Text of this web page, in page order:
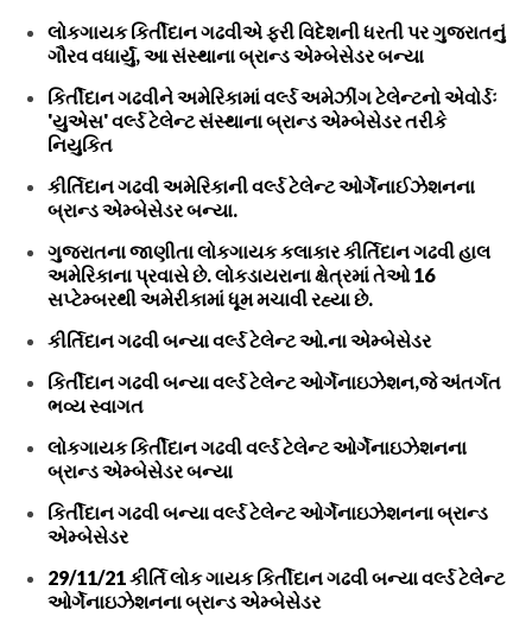
લોકગાયક કિર્તીદાન ગઢવીએ ફરી વિદેશની ધરતી પર ગુજરાતનું
ગૌરવ વધાર્યું, આ સંસ્થાના બ્રાન્ડ એમ્બેસેડર બન્યા
કિર્તીદાન ગઢવીને અમેરિકામાં વર્લ્ડ અમેઝીંગ ટેલેન્ટનો એવોર્ડઃ
'યુએસ' વર્લ્ડ ટેલેન્ટ સંસ્થાના બ્રાન્ડ એમ્બેસેડર તરીકે
નિયુકિત
કીર્તિદાન ગઢવી અમેરિકાની વર્લ્ડ ટેલેન્ટ ઓર્ગેનાઈઝેશનના
બ્રાન્ડ એમ્બેસેડર બન્યા.
ગુજરાતના જાણીતા લોકગાયક કલાકાર કીર્તિદાન ગઢવી હાલ
અમેરિકાના પ્રવાસે છે. લોકડાયરાના ક્ષેત્રમાં તેઓ 16
સપ્ટેમ્બરથી અમેરીકામાં ધૂમ મચાવી રહ્યા છે.
કીર્તિદાન ગઢવી બન્યા વર્લ્ડ ટેલેન્ટ ઓ.ના એમ્બેસેડર
કિર્તીદાન ગઢવી બન્યા વર્લ્ડ ટેલેન્ટ ઓર્ગેનાઇઝેશન,જે અંતર્ગત
ભવ્ય સ્વાગત
લોકગાયક કિર્તીદાન ગઢવી વર્લ્ડ ટેલેન્ટ ઓર્ગેનાઇઝેશનના
બ્રાન્ડ એમ્બેસેડર બન્યા
કિર્તીદાન ગઢવી બન્યા વર્લ્ડ ટેલેન્ટ ઓર્ગેનાઇઝેશનના બ્રાન્ડ
એમ્બેસેડર
29/11/21 કીર્તિ લોક ગાયક કિર્તીદાન ગઢવી બન્યા વર્લ્ડ ટેલેન્ટ
ઓર્ગેનાઇઝેશનના બ્રાન્ડ એમ્બેસેડર